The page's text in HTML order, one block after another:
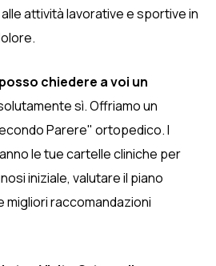
attività lavorative e sportive in
chiedere a voi un
sì. Offriamo un
Parere" ortopedico. I
le tue cartelle cliniche per
iniziale, valutare il piano
raccomandazioni